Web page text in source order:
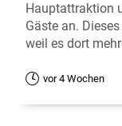
Hauptattraktion
Gäste an.
weil es dort
vor 4 Wochen